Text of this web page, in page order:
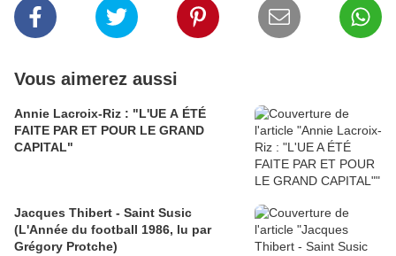
Vous aimerez aussi
Annie Lacroix-Riz : "L'UE A ÉTÉ
FAITE PAR ET POUR LE GRAND
CAPITAL"
Jacques Thibert - Saint Susic
(L'Année du football 1986, lu par
Grégory Protche)